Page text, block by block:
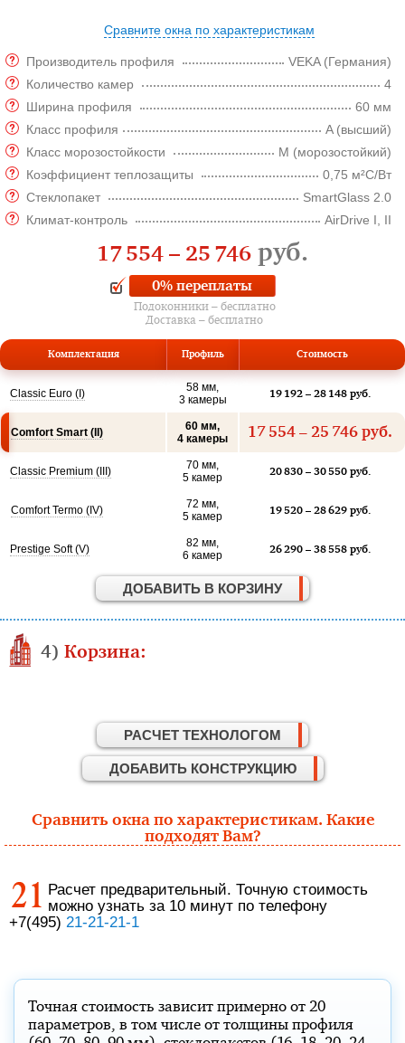
Сравните окна по характеристикам
Производитель профиля
VEKA (Германия)
Количество камер
4
Ширина профиля
60 мм
Класс профиля
A (высший)
Класс морозостойкости
M (морозостойкий)
Коэффициент теплозащиты
0,75 м²C/Вт
Стеклопакет
SmartGlass 2.0
Климат-контроль
AirDrive I, II
0% переплаты
Подоконники – бесплатно
Доставка – бесплатно
17 554 – 25 746 руб.
Комплектация Профиль Стоимость
Classic Euro (I)
58 мм,
3 камеры
19 192 – 28 148руб.
Comfort Smart (II)
60 мм,
4 камеры
17 554 – 25 746 руб.
Classic Premium (III)
70 мм,
5 камер
20 830 – 30 550руб.
Comfort Termo (IV)
72 мм,
5 камер
19 520 – 28 629 руб.
Prestige Soft (V)
82 мм,
6 камер
26 290 – 38 558руб.
ДОБАВИТЬ В КОРЗИНУ
4) Корзина:
РАСЧЕТ ТЕХНОЛОГОМ
ДОБАВИТЬ КОНСТРУКЦИЮ
Сравнить окна по характеристикам. Какие
подходят Вам?
Расчет предварительный. Точную стоимость
можно узнать за 10 минут по телефону
+7(495) 21-21-21-1
Точная стоимость зависит примерно от 20
параметров, в том числе от толщины профиля